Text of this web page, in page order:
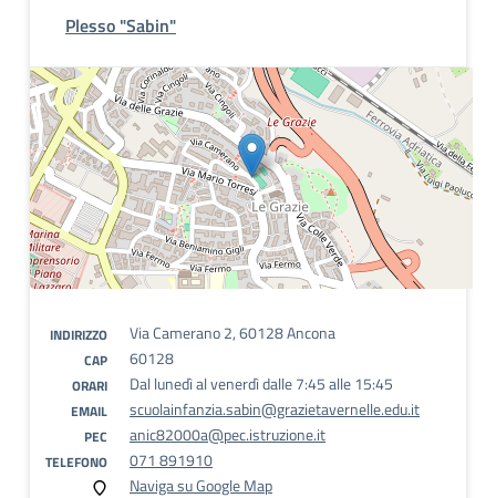
Plesso "Sabin"
INDIRIZZO Via Camerano 2, 60128 Ancona
CAP 60128
ORARI Dal lunedì al venerdì dalle 7:45 alle 15:45
EMAIL scuolainfanzia.sabin@grazietavernelle.edu.it
PEC anic82000a@pec.istruzione.it
TELEFONO
071 891910
Naviga su Google Map